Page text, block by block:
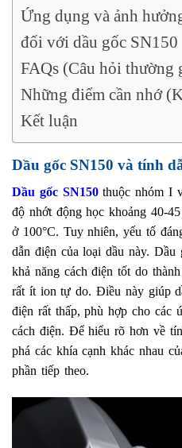
Ứng dụng và ảnh
đối với dầu gốc SN150
FAQs (Câu hỏi thường
Những điểm cần nhớ
Kết luận
Dầu gốc SN150 và tính
Dầu gốc SN150thuộc nhóm I
độ nhớt động học khoảng 40-
ở 100°C. Tuy nhiên, yếu tố
dẫn điện của loại dầu này.
khả năng cách điện tốt do
rất ít ion tự do. Điều này giúp
điện rất thấp, phù hợp cho các
cách điện. Để hiểu rõ hơn về
phá các khía cạnh khác nhau
phần tiếp theo.